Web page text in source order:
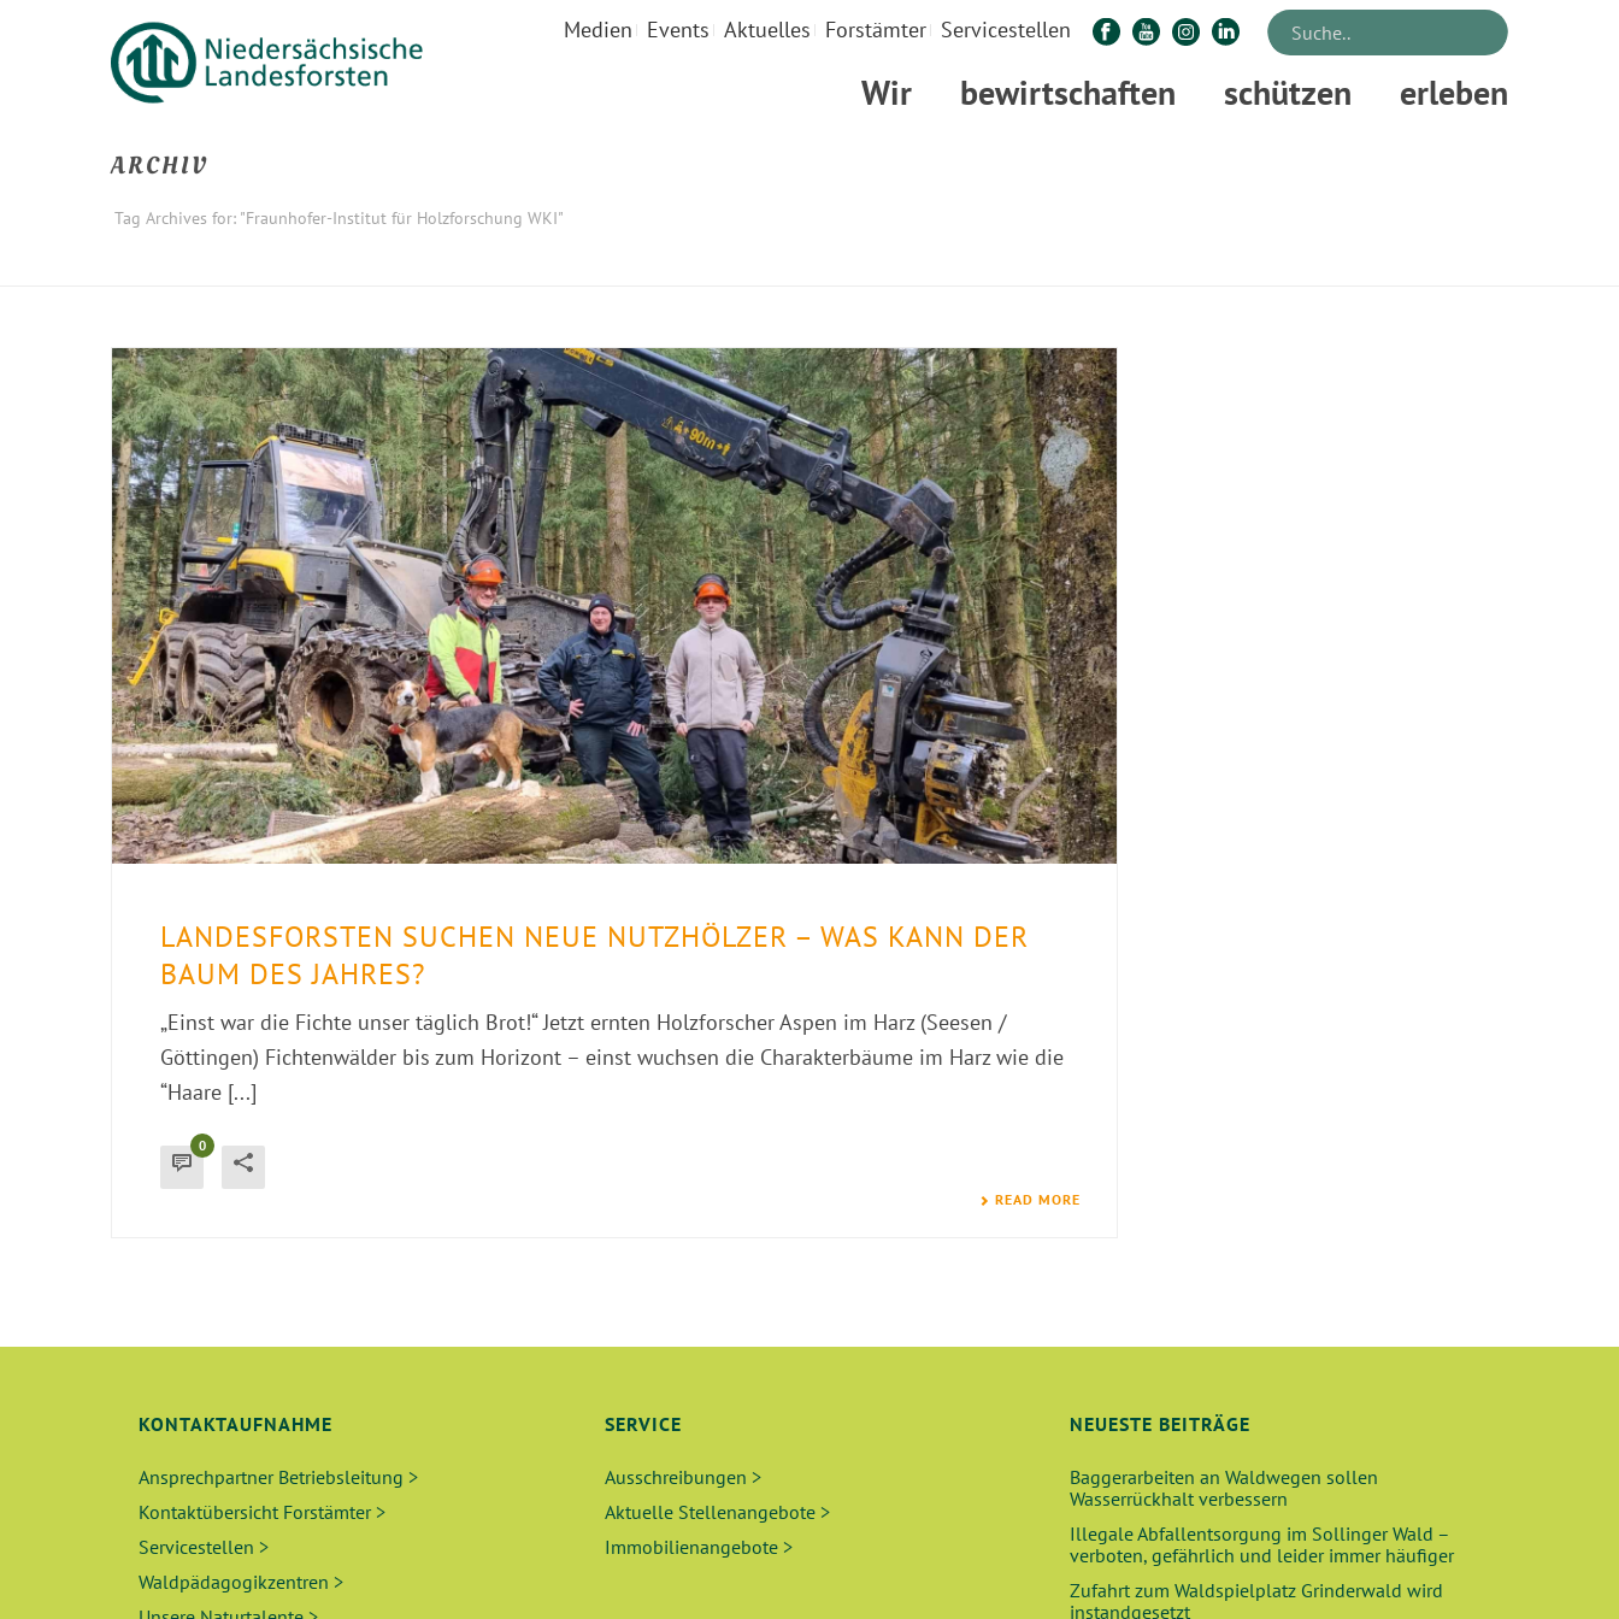
Medien Events Aktuelles Forstämter Servicestellen
Wir bewirtschaften schützen erleben
ARCHIV
Tag Archives for: "Fraunhofer-Institut für Holzforschung WKI"
LANDESFORSTEN SUCHEN NEUE NUTZHÖLZER – WAS KANN DER
BAUM DES JAHRES?
„Einst war die Fichte unser täglich Brot!“ Jetzt ernten Holzforscher Aspen im Harz (Seesen /
Göttingen) Fichtenwälder bis zum Horizont – einst wuchsen die Charakterbäume im Harz wie die
“Haare [...]
0
READ MORE
KONTAKTAUFNAHME
Ansprechpartner Betriebsleitung >
Kontaktübersicht Forstämter >
Servicestellen >
Waldpädagogikzentren >
SERVICE
Ausschreibungen >
Aktuelle Stellenangebote >
Immobilienangebote >
NEUESTE BEITRÄGE
Baggerarbeiten an Waldwegen sollen
Wasserrückhalt verbessern
Illegale Abfallentsorgung im Sollinger Wald –
verboten, gefährlich und leider immer häufiger
Zufahrt zum Waldspielplatz Grinderwald wird
instandgesetzt